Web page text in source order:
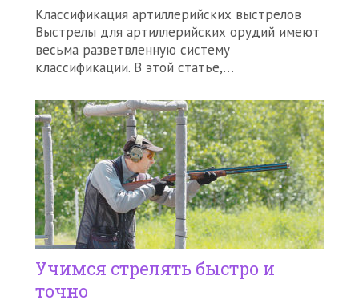
Классификация артиллерийских выстрелов
Выстрелы для артиллерийских орудий имеют
весьма разветвленную систему
классификации. В этой статье,…
Учимся стрелять быстро и
точно